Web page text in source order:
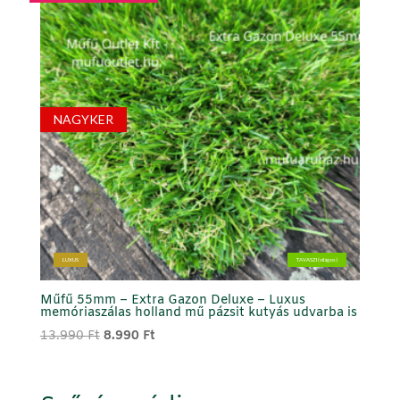
NAGYKER
LUXUS TAVASZI (világos)
Műfű 55mm – Extra Gazon Deluxe – Luxus
memóriaszálas holland mű pázsit kutyás udvarba is
13.990Ft Original
13.990 Ft.
8.990 FtCurrent
8.990 Ft.